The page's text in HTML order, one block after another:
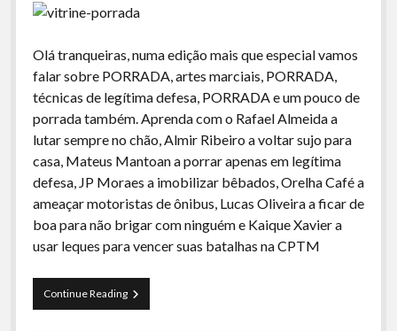
Boca do Lixo
Rachão na Beira do RIo
Arquivo CDR
Papo Tranqueira
A Ripa É a Lei
Especiais
Preliminares
Mateus Mantoan
Rafael Almeida
Olá tranqueiras, numa edição mais que especial vamos
falar sobre PORRADA, artes marciais, PORRADA,
técnicas de legítima defesa, PORRADA e um pouco de
porrada também. Aprenda com o Rafael Almeida a
lutar sempre no chão, Almir Ribeiro a voltar sujo para
casa, Mateus Mantoan a porrar apenas em legítima
defesa, JP Moraes a imobilizar bêbados, Orelha Café a
ameaçar motoristas de ônibus, Lucas Oliveira a ficar de
boa para não brigar com ninguém e Kaique Xavier a
usar leques para vencer suas batalhas na CPTM
Continue ReadingCurva
de